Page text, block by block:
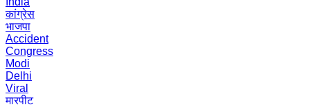
कांग्रेस
भाजपा
Accident
Congress
Modi
Delhi
Viral
मारपीट